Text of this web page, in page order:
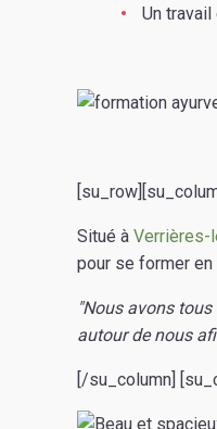
Un
Situé à Verrières-
pour se former en
"Nous avons
autour de nous
[/su_column]